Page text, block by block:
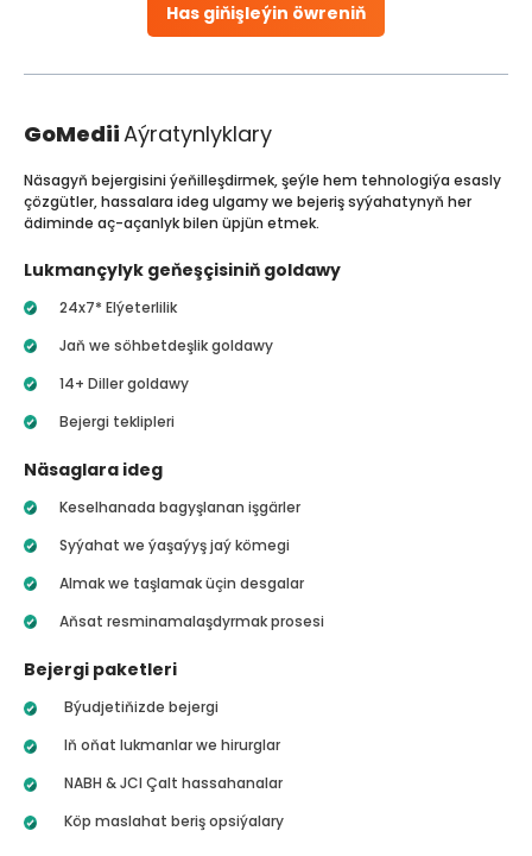
Has giňişleýin öwreniň
GoMediiAýratynlyklary
Näsagyň bejergisini ýeňilleşdirmek, şeýle hem tehnologiýa esasly
çözgütler, hassalara ideg ulgamy we bejeriş syýahatynyň her
ädiminde aç-açanlyk bilen üpjün etmek.
Lukmançylyk geňeşçisiniň goldawy
24x7* Elýeterlilik
Jaň we söhbetdeşlik goldawy
14+ Diller goldawy
Bejergi teklipleri
Näsaglara ideg
Keselhanada bagyşlanan işgärler
Syýahat we ýaşaýyş jaý kömegi
Almak we taşlamak üçin desgalar
Aňsat resminamalaşdyrmak prosesi
Bejergi paketleri
Býudjetiňizde bejergi
Iň oňat lukmanlar we hirurglar
NABH & JCI Çalt hassahanalar
Köp maslahat beriş opsiýalary